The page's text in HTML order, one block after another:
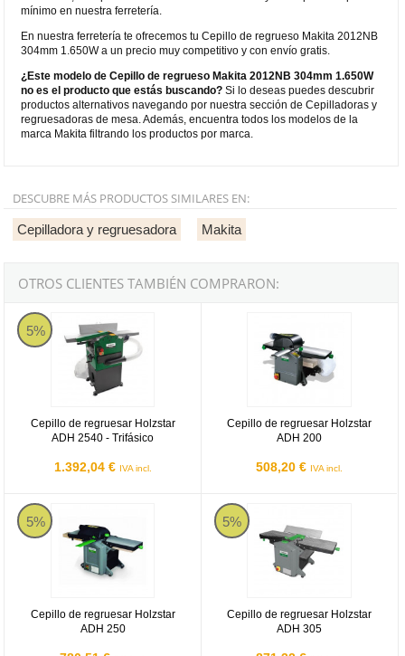
mínimo en nuestra ferretería.
En nuestra ferretería te ofrecemos tu Cepillo de regrueso Makita 2012NB
304mm 1.650W a un precio muy competitivo y con envío gratis.
¿Este modelo de Cepillo de regrueso Makita 2012NB 304mm 1.650W
no es el producto que estás buscando? Si lo deseas puedes descubrir
productos alternativos navegando por nuestra sección de Cepilladoras y
regruesadoras de mesa. Además, encuentra todos los modelos de la
marca Makita filtrando los productos por marca.
DESCUBRE MÁS PRODUCTOS SIMILARES EN:
Cepilladora y regruesadora Makita
OTROS CLIENTES TAMBIÉN COMPRARON:
5%
Cepillo de regruesar Holzstar
ADH 2540 - Trifásico
1.392,04 € IVA incl.
Cepillo de regruesar Holzstar ADH 2540 - Trifásico
Cepillo de regruesar Holzstar
ADH 200
508,20 € IVA incl.
5%
Cepillo de regruesar Holzstar
ADH 250
Cepillo de regruesar Holzstar ADH 250
5%
Cepillo de regruesar Holzstar
ADH 305
Cepillo de regruesar Holzstar